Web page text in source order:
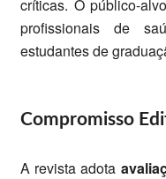
críticas. O público-
profissionais de
estudantes de
Compromisso
A revista adota